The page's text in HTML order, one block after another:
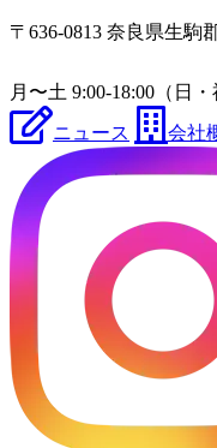
〒636-0813 奈良県生駒
月〜土 9:00-18:00（日・
ニュース
会社